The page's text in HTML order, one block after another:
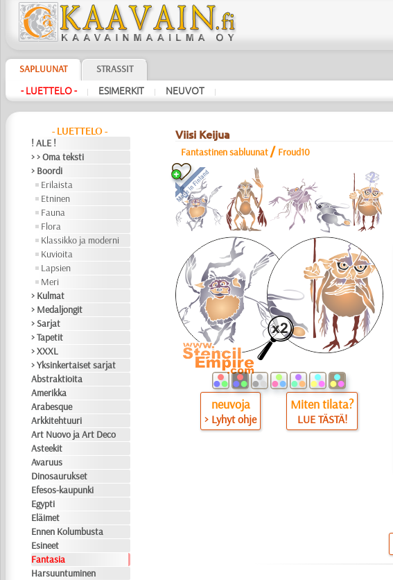
SAPLUUNAT STRASSIT
- LUETTELO - | ESIMERKIT | NEUVOT |
- LUETTELO -
! ALE !
> > Oma teksti
> Boordi
Erilaista
Etninen
Fauna
Flora
Klassikko ja moderni
Kuvioita
Lapsien
Meri
> Kulmat
> Medaljongit
> Sarjat
> Tapetit
> XXXL
> Yksinkertaiset sarjat
Abstraktioita
Amerikka
Arabesque
Arkkitehtuuri
Art Nuovo ja Art Deco
Asteekit
Avaruus
Dinosaurukset
Efesos-kaupunki
Egypti
Eläimet
Ennen Kolumbusta
Esineet
Fantasia
Harsuuntuminen
Viisi Keijua
Fantastinen sabluunat / Froud10
b
neuvoja
> Lyhyt ohje
Miten tilata?
LUE TÄSTÄ!